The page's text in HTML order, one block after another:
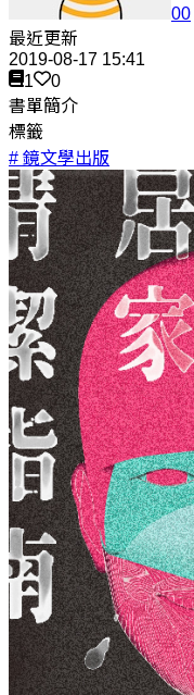
00
最近更新
2019-08-17 15:41
1
0
書單簡介
標籤
# 鏡文學出版